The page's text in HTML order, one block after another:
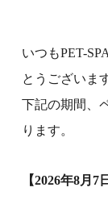
いつもPET-
とうございま
下記の期間、
ります。
【2026年8月7